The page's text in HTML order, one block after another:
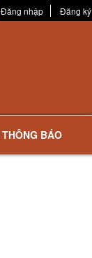
Đăng nhập Đăng ký
THÔNG BÁO